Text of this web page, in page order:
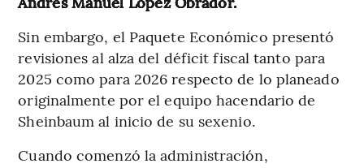
Sin embargo, el Paquete Económico presentó
revisiones al alza del déficit fiscal tanto para
2025 como para 2026 respecto de lo planeado
originalmente por el equipo hacendario de
Sheinbaum al inicio de su sexenio.
Cuando comenzó la administración,